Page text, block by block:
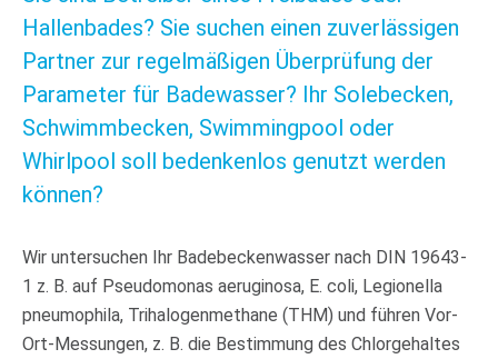
Hallenbades? Sie suchen einen zuverlässigen
Partner zur regelmäßigen Überprüfung der
Parameter für Badewasser? Ihr Solebecken,
Schwimmbecken, Swimmingpool oder
Whirlpool soll bedenkenlos genutzt werden
können?
Wir untersuchen Ihr Badebeckenwasser nach DIN 19643-
1 z. B. auf Pseudomonas aeruginosa, E. coli, Legionella
pneumophila, Trihalogenmethane (THM) und führen Vor-
Ort-Messungen, z. B. die Bestimmung des Chlorgehaltes